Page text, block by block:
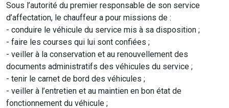
Sous l’autorité du premier responsable de son service
d’affectation, le chauffeur a pour missions de :
- conduire le véhicule du service mis à sa disposition ;
- faire les courses qui lui sont confiées ;
- veiller à la conservation et au renouvellement des
documents administratifs des véhicules du service ;
- tenir le carnet de bord des véhicules ;
- veiller à l’entretien et au maintien en bon état de
fonctionnement du véhicule ;